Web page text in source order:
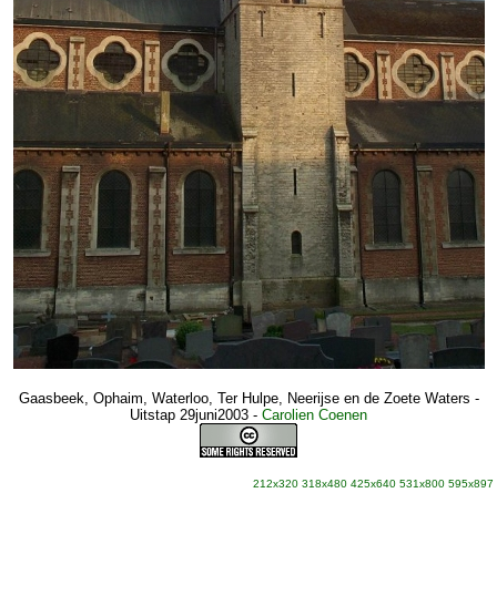
Gaasbeek, Ophaim, Waterloo, Ter Hulpe, Neerijse en de Zoete Waters -
Uitstap 29juni2003 - Carolien Coenen
212x320 318x480 425x640 531x800 595x897